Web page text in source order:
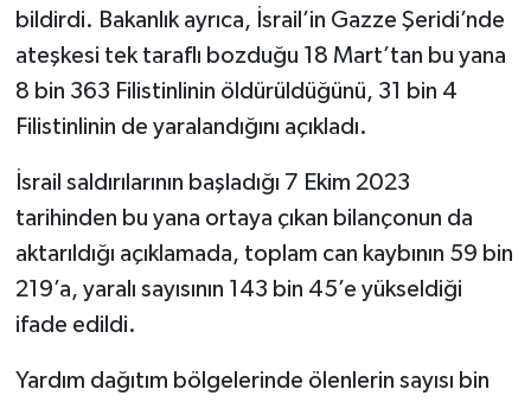
bildirdi. Bakanlık ayrıca, İsrail’in Gazze Şeridi’nde
ateşkesi tek taraflı bozduğu 18 Mart’tan bu yana
8 bin 363 Filistinlinin öldürüldüğünü, 31 bin 4
Filistinlinin de yaralandığını açıkladı.
İsrail saldırılarının başladığı 7 Ekim 2023
tarihinden bu yana ortaya çıkan bilançonun da
aktarıldığı açıklamada, toplam can kaybının 59 bin
219’a, yaralı sayısının 143 bin 45’e yükseldiği
ifade edildi.
Yardım dağıtım bölgelerinde ölenlerin sayısı bin